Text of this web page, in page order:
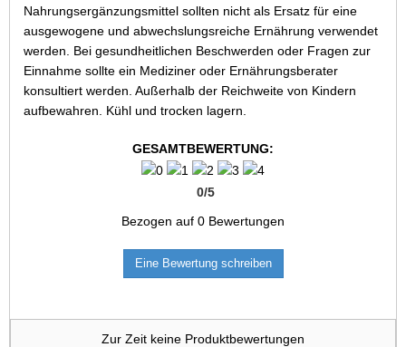
Nahrungsergänzungsmittel sollten nicht als Ersatz für eine
ausgewogene und abwechslungsreiche Ernährung verwendet
werden. Bei gesundheitlichen Beschwerden oder Fragen zur
Einnahme sollte ein Mediziner oder Ernährungsberater
konsultiert werden. Außerhalb der Reichweite von Kindern
aufbewahren. Kühl und trocken lagern.
GESAMTBEWERTUNG:
0/5
Bezogen auf 0 Bewertungen
Eine Bewertung schreiben
Zur Zeit keine Produktbewertungen